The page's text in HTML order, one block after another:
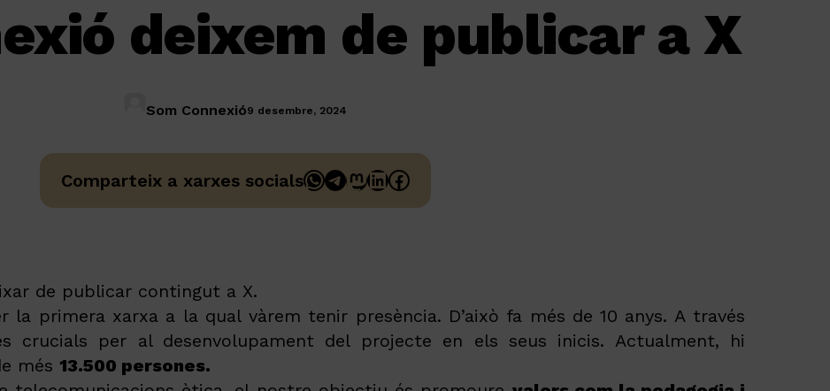
deixem de publicar a X
Som Connexió9 desembre, 2024
Comparteix a xarxes socialsWhatsApp
Telegram
Mastodon
LinkedIn
Facebook
de publicar contingut a X.
la primera xarxa a la qualvàrem tenir presència. D’això fa més de 10 anys. Através
crucials per al desenvolupament del projecte en els seus inicis. Actualment, hi
més 13.500 persones.